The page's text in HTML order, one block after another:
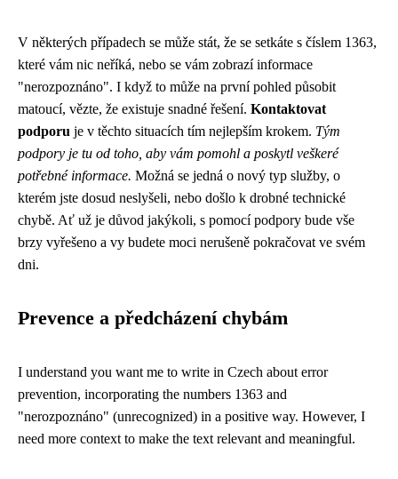
V některých případech se může stát, že se setkáte s číslem 1363,
které vám nic neříká, nebo se vám zobrazí informace
"nerozpoznáno". I když to může na první pohled působit
matoucí, vězte, že existuje snadné řešení. Kontaktovat
podporu je v těchto situacích tím nejlepším krokem. Tým
podpory je tu od toho, aby vám pomohl a poskytl veškeré
potřebné informace. Možná se jedná o nový typ služby, o
kterém jste dosud neslyšeli, nebo došlo k drobné technické
chybě. Ať už je důvod jakýkoli, s pomocí podpory bude vše
brzy vyřešeno a vy budete moci nerušeně pokračovat ve svém
dni.
Prevence a předcházení chybám
I understand you want me to write in Czech about error
prevention, incorporating the numbers 1363 and
"nerozpoznáno" (unrecognized) in a positive way. However, I
need more context to make the text relevant and meaningful.